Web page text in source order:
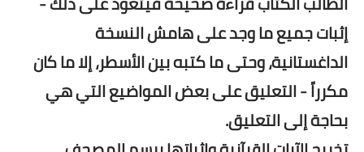
إثبات جميع ما وجد على هامش النسخة
الداغستانية، وحتى ما كتبه بين الأسطر، إلا ما كان
مكرراً - التعليق على بعض المواضيع التي هي
بحاجة إلى التعليق.